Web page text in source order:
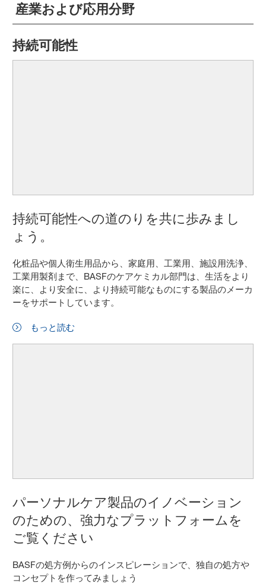
産業および応用分野
持続可能性
持続可能性への道のりを共に歩みまし
ょう。
化粧品や個人衛生用品から、家庭用、工業用、施設用洗浄、
工業用製剤まで、BASFのケアケミカル部門は、生活をより
楽に、より安全に、より持続可能なものにする製品のメーカ
ーをサポートしています。
もっと読む
パーソナルケア製品のイノベーション
のための、強力なプラットフォームを
ご覧ください
BASFの処方例からのインスピレーションで、独自の処方や
コンセプトを作ってみましょう